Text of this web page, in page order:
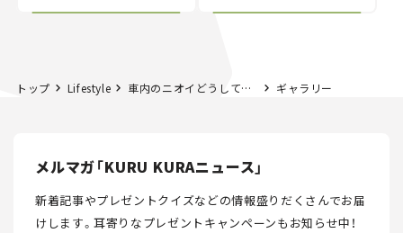
トップ Lifestyle 車内のニオイどうしてる？【車メーカーで働く人に聞いてみた】 ギャラリー
メルマガ「KURU KURAニュース」
新着記事やプレゼントクイズなどの情報盛りだくさんでお届
けします。耳寄りなプレゼントキャンペーンもお知らせ中！